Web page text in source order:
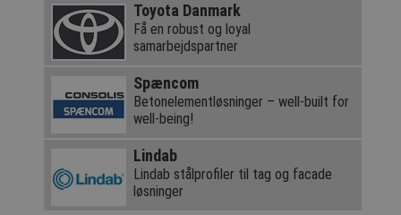
Toyota Danmark
Få en robust og loyal
samarbejdspartner
Spæncom
Betonelementløsninger – well-built for
well-being!
Lindab
Lindab stålprofiler til tag og facade
løsninger